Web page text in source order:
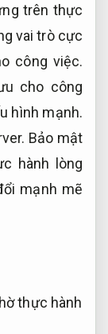
trên thực
vai trò cực
công việc.
cho công
hình mạnh.
Bảo mật
hành lòng
mạnh mẽ